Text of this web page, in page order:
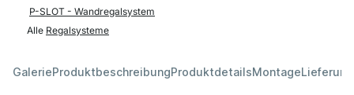
P-SLOT - Wandregalsystem
Alle Regalsysteme
GalerieProduktbeschreibungProduktdetailsMontage